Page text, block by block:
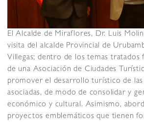
El Alcalde de Miraflores, Dr. Luis
visita del alcalde Provincial de
Villegas; dentro de los temas tratados
de una Asociación de Ciudades
promover el desarrollo turístico de las
asociadas, de modo de consolidar y
económico y cultural. Asimismo,
proyectos emblemáticos que tienen